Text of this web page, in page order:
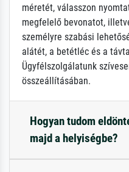
méretét, válasszon
megfelelő bevonatot,
személyre szabási
alátét, a betétléc és a
Ügyfélszolgálatunk
összeállításában.
Hogyan tudom
majd a helyiségbe?